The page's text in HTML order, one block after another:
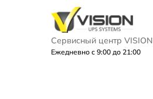
Сервисный центр VISION
Ежедневно с 9:00 до 21:00